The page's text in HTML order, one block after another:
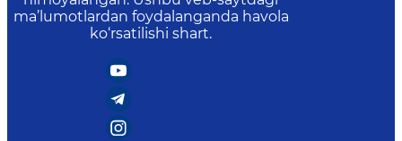
ma’lumotlardan foydalanganda havola
ko‘rsatilishi shart.